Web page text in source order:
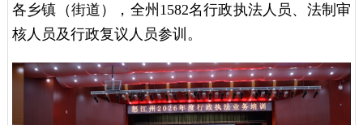
各乡镇（街道），全州1582名行政执法人员、法制审
核人员及行政复议人员参训。